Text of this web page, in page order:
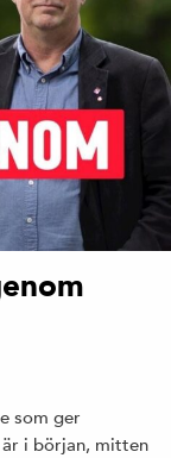
som ger
i början, mitten